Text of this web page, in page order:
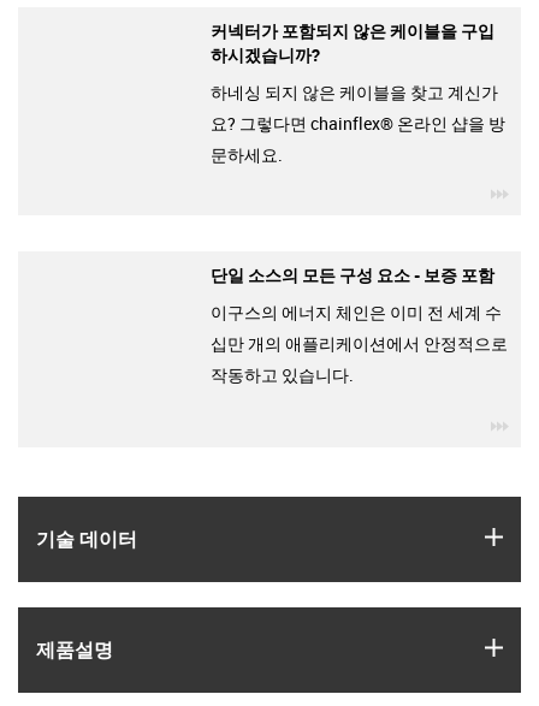
기술 데이터
제품­설명
커넥터가 포함되지 않은 케이블을 구입
하시겠습니까?
하네싱 되지 않은 케이블을 찾고 계신가
요? 그렇다면 chainflex® 온라인 샵을 방
문하세요.
단일 소스의 모든 구성 요소 - 보증 포함
이구스의 에너지 체인은 이미 전 세계 수
십만 개의 애플리케이션에서 안정적으로
작동하고 있습니다.